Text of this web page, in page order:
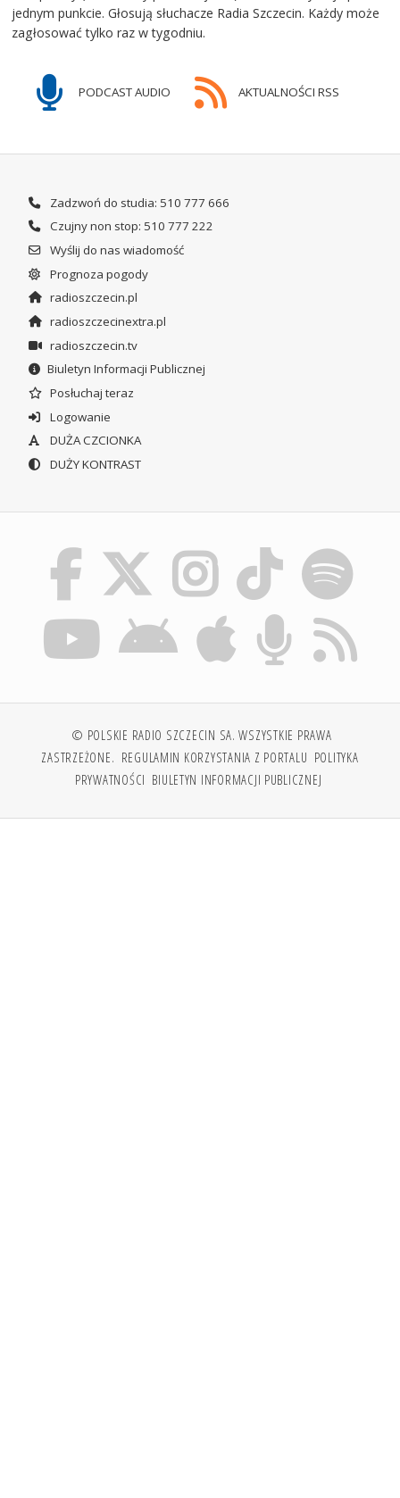
jednym punkcie. Głosują słuchacze Radia Szczecin. Każdy może
zagłosować tylko raz w tygodniu.
PODCAST AUDIO AKTUALNOŚCI RSS
Zadzwoń do studia: 510 777 666
Czujny non stop: 510 777 222
Wyślij do nas wiadomość
Prognoza pogody
radioszczecin.pl
radioszczecinextra.pl
radioszczecin.tv
Biuletyn Informacji Publicznej
Posłuchaj teraz
Logowanie
DUŻA CZCIONKA
DUŻY KONTRAST
© POLSKIE RADIO SZCZECIN SA. WSZYSTKIE PRAWA
ZASTRZEŻONE. REGULAMIN KORZYSTANIA Z PORTALU POLITYKA
PRYWATNOŚCI BIULETYN INFORMACJI PUBLICZNEJ